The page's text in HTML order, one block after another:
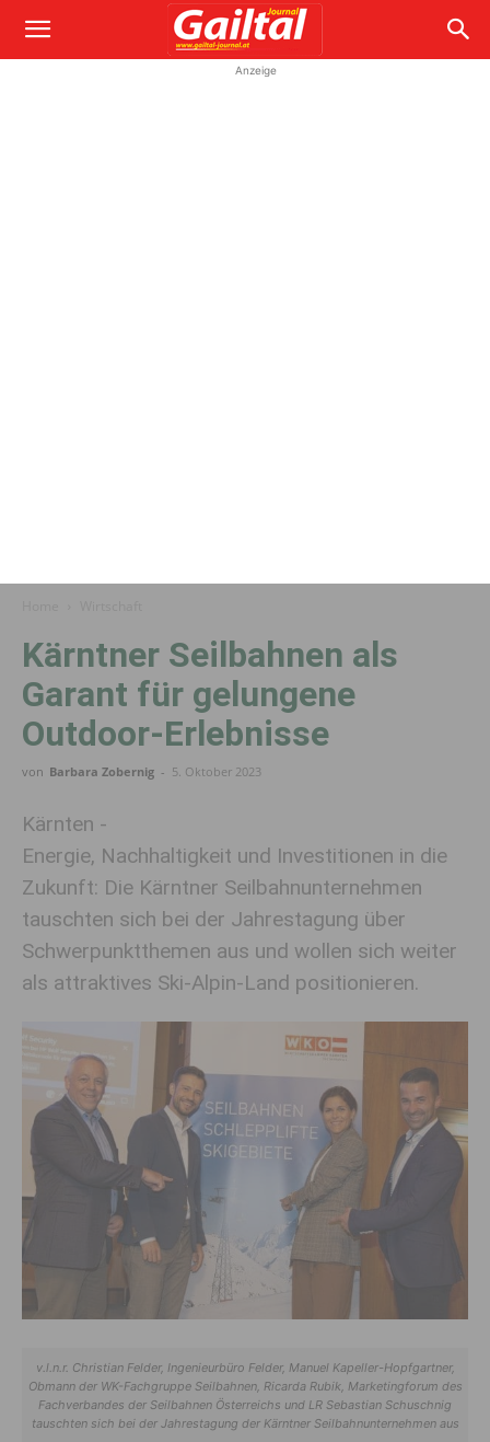
Anzeige
Kärntner Seilbahnen als
Garant für gelungene
Outdoor-Erlebnisse
von Barbara Zobernig - 5. Oktober 2023
Kärnten -
Energie, Nachhaltigkeit und Investitionen in die
Zukunft: Die Kärntner Seilbahnunternehmen
tauschten sich bei der Jahrestagung über
Schwerpunktthemen aus und wollen sich weiter
als attraktives Ski-Alpin-Land positionieren.
v.l.n.r. Christian Felder, Ingenieurbüro Felder, Manuel Kapeller-Hopfgartner,
Obmann der WK-Fachgruppe Seilbahnen, Ricarda Rubik, Marketingforum des
Fachverbandes der Seilbahnen Österreichs und LR Sebastian Schuschnig
tauschten sich bei der Jahrestagung der Kärntner Seilbahnunternehmen aus